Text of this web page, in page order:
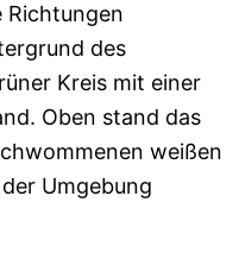
Richtungen
des
Kreis mit einer
Oben stand das
weißen
Umgebung